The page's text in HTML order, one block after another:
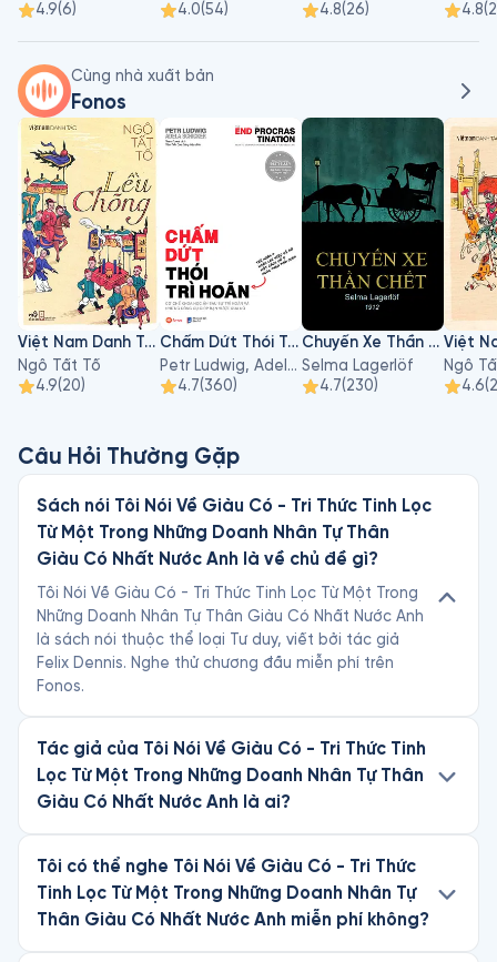
4.9(6)
4.0(54)
4.8(26) 4.8(
Cùng nhà xuất bản
Fonos
Việt Nam Danh Tác: Lều Chõng
Ngô Tất Tố
4.9(20)
Chấm Dứt Thói Trì Hoãn
Petr Ludwig, Adela Schicker
4.7(360)
Chuyến Xe Thần Chết
Selma Lagerlöf
4.7(230)
Ngô
4.6(
Câu Hỏi Thường Gặp
Sách nói Tôi Nói Về Giàu Có - Tri Thức Tinh Lọc
Từ Một Trong Những Doanh Nhân Tự Thân
Giàu Có Nhất Nước Anh là về chủ đề gì?
Tôi Nói Về Giàu Có - Tri Thức Tinh Lọc Từ Một Trong
Những Doanh Nhân Tự Thân Giàu Có Nhất Nước Anh
là sách nói thuộc thể loại Tư duy, viết bởi tác giả
Felix Dennis. Nghe thử chương đầu miễn phí trên
Fonos.
Tác giả của Tôi Nói Về Giàu Có - Tri Thức Tinh
Lọc Từ Một Trong Những Doanh Nhân Tự Thân
Giàu Có Nhất Nước Anh là ai?
Tôi có thể nghe Tôi Nói Về Giàu Có - Tri Thức
Tinh Lọc Từ Một Trong Những Doanh Nhân Tự
Thân Giàu Có Nhất Nước Anh miễn phí không?